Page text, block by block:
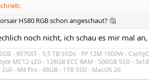
HS80 RGB schon angeschaut? 🤔
noch nicht, ich schau es mir mal an,
- 9070XT - 5,5 TB SSDs - PP 12M 1000W -
MC12-LE0 - 128GB ECC RAM - 500GB SSD -
- M4 Pro - 48GB - 1TB SSD - MacOS 26